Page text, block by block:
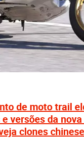
de moto trail
versões da
clones